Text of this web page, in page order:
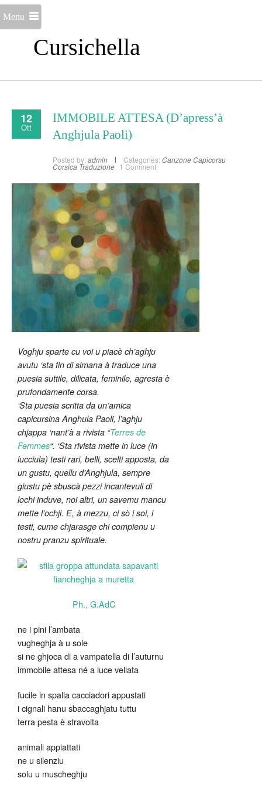
Cursichella
Menu
12
Ott
IMMOBILE ATTESA (D’apress’à
Anghjula Paoli)
Posted by: admin Categories: CanzoneCapicorsu
Corsica Traduzione 1 Comment
Voghju sparte cu voi u piacè ch’aghju
avutu ‘sta fin di simana à traduce una
puesia suttile, dilicata, feminile, agresta è
prufondamente corsa.
‘Sta puesia scritta da un’amica
capicursina Anghula Paoli, l’aghju
chjappa ‘nant’à a rivista “Terres de
Femmes“. ‘Sta rivista mette in luce (in
lucciula) testi rari, belli, scelti apposta, da
un gustu, quellu d’Anghjula, sempre
giustu pè sbuscà pezzi incantevuli di
lochi induve, noi altri, un savemu mancu
mette l’ochji. E, à mezzu, ci sò i soi, i
testi, cume chjarasge chi compienu u
nostru pranzu spirituale.
Ph., G.AdC
ne i pini l’ambata
vugheghja à u sole
si ne ghjoca di a vampatella di l’auturnu
immobile attesa né a luce vellata
fucile in spalla cacciadori appustati
i cignali hanu sbaccaghjatu tuttu
terra pesta è stravolta
animali appiattati
ne u silenziu
solu u muscheghju